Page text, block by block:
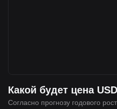
Какой будет цена
Согласно прогнозу годового